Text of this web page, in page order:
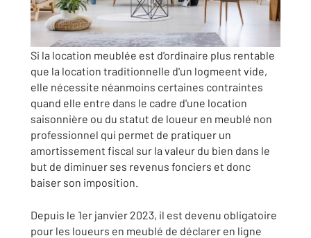
Si la location meublée est d'ordinaire plus rentable
que la location traditionnelle d'un logmeent vide,
elle nécessite néanmoins certaines contraintes
quand elle entre dans le cadre d'une location
saisonnière ou du statut de loueur en meublé non
professionnel qui permet de pratiquer un
amortissement fiscal sur la valeur du bien dans le
but de diminuer ses revenus fonciers et donc
baiser son imposition.
Depuis le 1er janvier 2023, il est devenu obligatoire
pour les loueurs en meublé de déclarer en ligne